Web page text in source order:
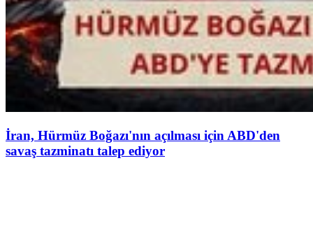
İran, Hürmüz Boğazı'nın açılması için ABD'den
savaş tazminatı talep ediyor